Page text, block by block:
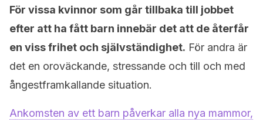
För vissa kvinnor som går tillbaka till jobbet
efter att ha fått barn innebär det att de återfår
en viss frihet och självständighet. För andra är
det en oroväckande, stressande och till och med
ångestframkallande situation.
Ankomsten av ett barn påverkar alla nya mammor,